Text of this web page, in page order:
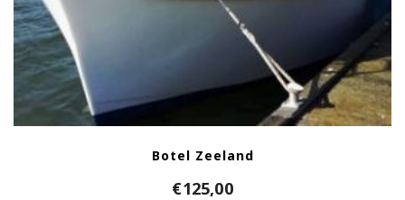
Botel Zeeland
€125,00